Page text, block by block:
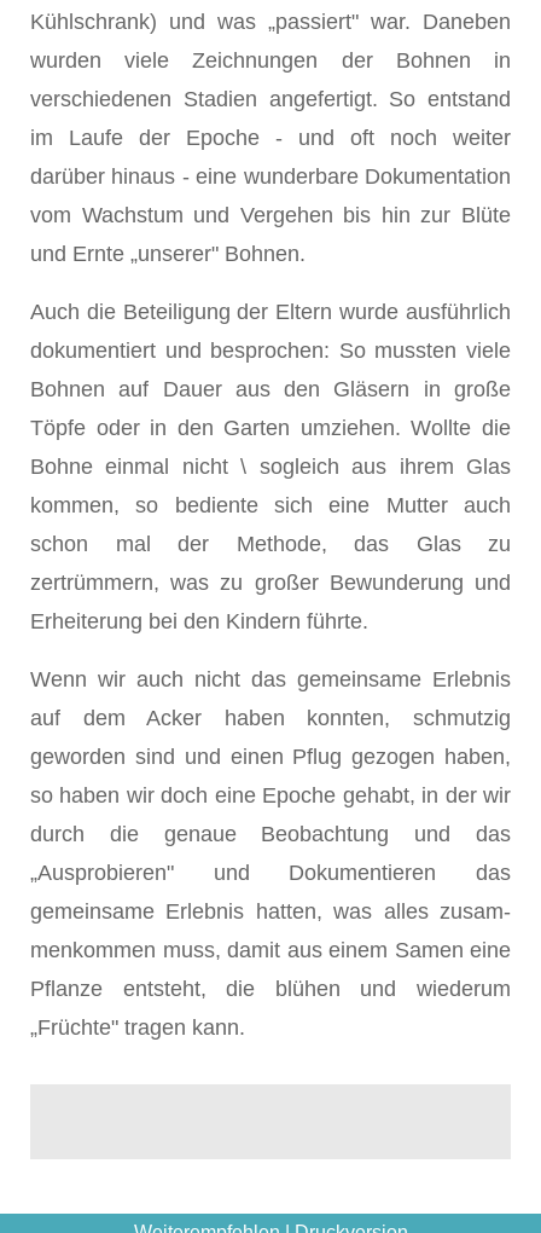
Kühlschrank) und was „passiert" war. Daneben
wurden viele Zeichnungen der Bohnen in
verschiedenen Stadien angefertigt. So entstand
im Laufe der Epoche - und oft noch weiter
darüber hinaus - eine wunderbare Dokumentation
vom Wachstum und Vergehen bis hin zur Blüte
und Ernte „unserer" Bohnen.
Auch die Beteiligung der Eltern wurde ausführlich
dokumentiert und besprochen: So mussten viele
Boh­nen auf Dauer aus den Gläsern in große
Töpfe oder in den Garten umziehen. Wollte die
Bohne einmal nicht \ sogleich aus ihrem Glas
kommen, so bediente sich eine Mutter auch
schon mal der Methode, das Glas zu
zertrümmern, was zu großer Bewunderung und
Erhei­terung bei den Kindern führte.
Wenn wir auch nicht das gemeinsame Erlebnis
auf dem Acker haben konnten, schmutzig
geworden sind und einen Pflug gezogen haben,
so haben wir doch eine Epoche gehabt, in der wir
durch die genaue Beob­achtung und das
„Ausprobieren" und Dokumentieren das
gemeinsame Erlebnis hatten, was alles zusam­
menkommen muss, damit aus einem Samen eine
Pflanze entsteht, die blühen und wiederum
„Früchte" tragen kann.